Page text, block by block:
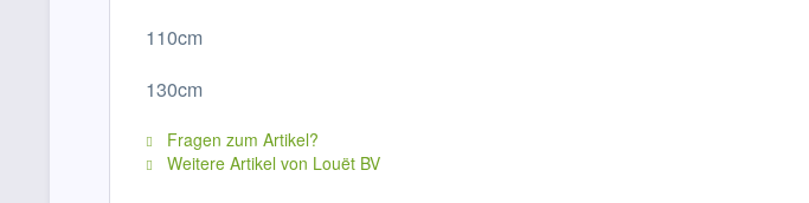
110cm
130cm
Fragen zum Artikel?
Weitere Artikel von Louët BV